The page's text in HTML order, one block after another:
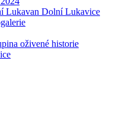
Lukavan Dolní Lukavice
oživené historie